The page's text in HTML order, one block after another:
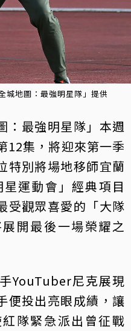
城地圖：最強明星隊」提供
：最強明星隊」本週
12集，將迎來第一季
特別將場地移師宜蘭
運動會」經典項目
受觀眾喜愛的「大隊
開最後一場榮耀之
YouTuber尼克展現
便投出亮眼成績，讓
隊緊急派出曾征戰